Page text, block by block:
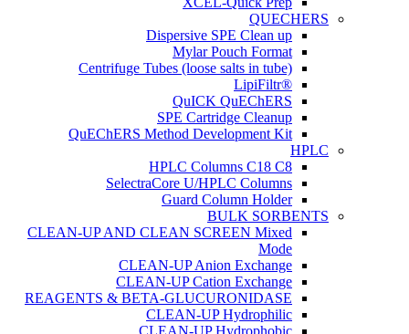
QUECHERS
Dispersive SPE Clean up
Mylar Pouch Format
Centrifuge Tubes (loose salts in tube)
®LipiFiltr
QuICK QuEChERS
SPE Cartridge Cleanup
QuEChERS Method Development Kit
HPLC
HPLC Columns C18 C8
SelectraCore U/HPLC Columns
Guard Column Holder
BULK SORBENTS
CLEAN-UP AND CLEAN SCREEN Mixed
Mode
CLEAN-UP Anion Exchange
CLEAN-UP Cation Exchange
REAGENTS & BETA-GLUCURONIDASE
CLEAN-UP Hydrophilic
CLEAN-UP Hydrophobic